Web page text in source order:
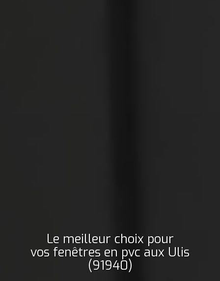
Le meilleur choix pour
vos fenêtres en pvc aux Ulis
(91940)